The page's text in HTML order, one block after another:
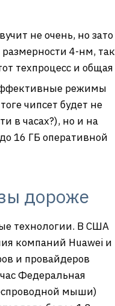
не очень, но зато
4-нм, так
техпроцесс и общая
режимы
чипсет будет не
в часах?), но и на
16 ГБ оперативной
дороже
технологии. В США
компаний Huawei и
и провайдеров
Федеральная
мыши)